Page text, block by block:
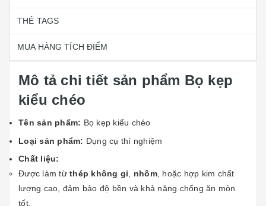
THẺ TAGS
MUA HÀNG TÍCH ĐIỂM
Mô tả chi tiết sản phẩm Bọ kẹp
kiểu chéo
Tên sản phẩm: Bọ kẹp kiểu chéo
Loại sản phẩm: Dụng cụ thí nghiệm
Chất liệu:
Được làm từ thép không gỉ nhôm, hoặc hợp kim chất
lượng cao, đảm bảo độ bền và khả năng chống ăn mòn
tốt.